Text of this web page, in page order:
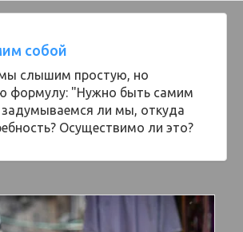
собой
слышим простую, но
формулу: "Нужно быть самим
ли мы, откуда
Осуществимо ли это?